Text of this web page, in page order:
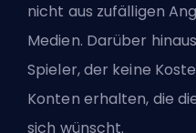
nicht aus zufälligen
Medien. Darüber
Spieler, der keine
Konten erhalten, die
sich wünscht.